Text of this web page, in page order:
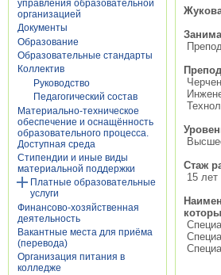
управления образовательной
организацией
Документы
Образование
Образовательные стандарты
Коллектив
Руководство
Педагогический состав
Материально-техническое
обеспечение и оснащённость
образовательного процесса.
Доступная среда
Стипендии и иные виды
материальной поддержки
Платные образовательные
услуги
Финансово-хозяйственная
деятельность
Вакантные места для приёма
(перевода)
Организация питания в
колледже
Стаж
15 лет